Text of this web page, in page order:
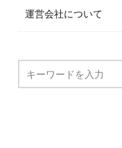
運営会社について